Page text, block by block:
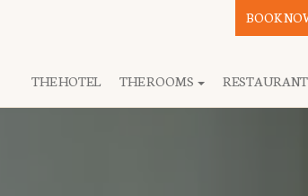
BOOK
THE HOTEL THE ROOMS